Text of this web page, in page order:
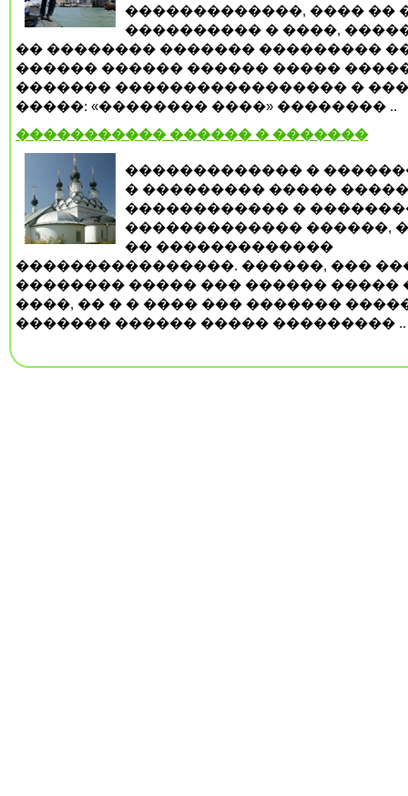
�������������, ���� ��
���������� � ����,
�� �������� ������� ���������
������ ������ ������ �����
������� ����������������� �
�����: «�������� ����» �������� ..
����������� ������ � �������
������������� �
� ��������� �����
������������ �
������������� ������,
�� �������������
����������������. ������, ���
�������� ����� ��� ������ �����
����, �� � � ���� ��� �������
������� ������ ����� ��������� ..